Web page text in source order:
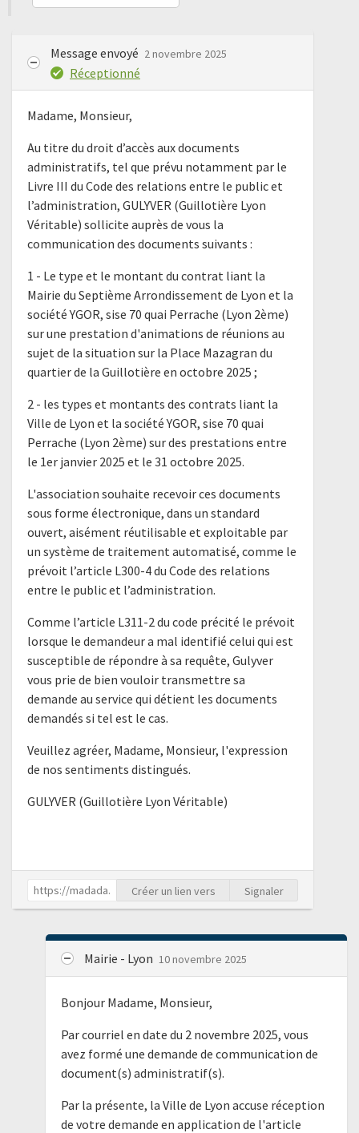
Message envoyé 2 novembre 2025
Réceptionné
Madame, Monsieur,
Au titre du droit d’accès aux documents
administratifs, tel que prévu notamment par le
Livre III du Code des relations entre le public et
l’administration, GULYVER (Guillotière Lyon
Véritable) sollicite auprès de vous la
communication des documents suivants :
1 - Le type et le montant du contrat liant la
Mairie du Septième Arrondissement de Lyon et la
société YGOR, sise 70 quai Perrache (Lyon 2ème)
sur une prestation d'animations de réunions au
sujet de la situation sur la Place Mazagran du
quartier de la Guillotière en octobre 2025 ;
2 - les types et montants des contrats liant la
Ville de Lyon et la société YGOR, sise 70 quai
Perrache (Lyon 2ème) sur des prestations entre
le 1er janvier 2025 et le 31 octobre 2025.
L'association souhaite recevoir ces documents
sous forme électronique, dans un standard
ouvert, aisément réutilisable et exploitable par
un système de traitement automatisé, comme le
prévoit l’article L300-4 du Code des relations
entre le public et l’administration.
Comme l’article L311-2 du code précité le prévoit
lorsque le demandeur a mal identifié celui qui est
susceptible de répondre à sa requête, Gulyver
vous prie de bien vouloir transmettre sa
demande au service qui détient les documents
demandés si tel est le cas.
Veuillez agréer, Madame, Monsieur, l'expression
de nos sentiments distingués.
GULYVER (Guillotière Lyon Véritable)
Créer un lien vers Signaler
Mairie - Lyon 10 novembre 2025
Bonjour Madame, Monsieur,
Par courriel en date du 2 novembre 2025, vous
avez formé une demande de communication de
document(s) administratif(s).
Par la présente, la Ville de Lyon accuse réception
de votre demande en application de l'article